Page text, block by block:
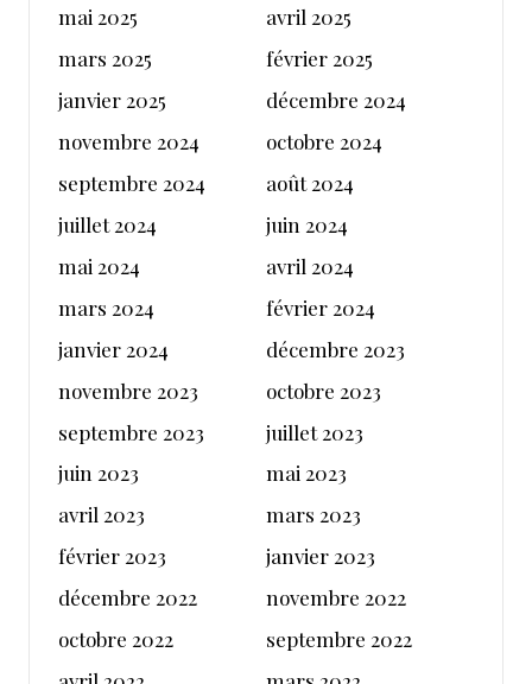
mai 2025
avril 2025
mars 2025
février 2025
janvier 2025
décembre 2024
novembre 2024
octobre 2024
septembre 2024
août 2024
juillet 2024
juin 2024
mai 2024
avril 2024
mars 2024
février 2024
janvier 2024
décembre 2023
novembre 2023
octobre 2023
septembre 2023
juillet 2023
juin 2023
mai 2023
avril 2023
mars 2023
février 2023
janvier 2023
décembre 2022
novembre 2022
octobre 2022
septembre 2022